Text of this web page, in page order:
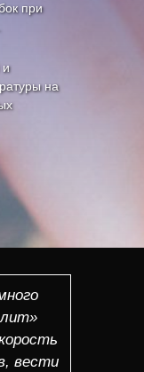
при
и
на
вести